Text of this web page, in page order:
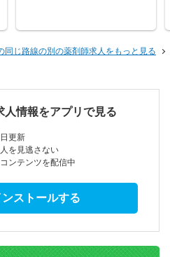
同じ路線の別の薬剤師求人をもっと見る
人情報をアプリで見る
更新
を見逃さない
ンテンツを配信中
ストールする